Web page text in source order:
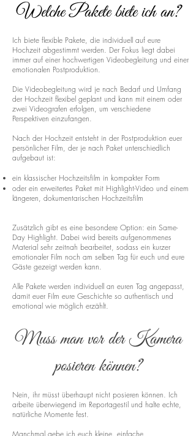
Welche Pakete biete ich an?
Ich biete flexible Pakete, die individuell auf eure
Hochzeit abgestimmt werden. Der Fokus liegt dabei
immer auf einer hochwertigen Videobegleitung und einer
emotionalen Postproduktion.
Die Videobegleitung wird je nach Bedarf und Umfang
der Hochzeit flexibel geplant und kann mit einem oder
zwei Videografen erfolgen, um verschiedene
Perspektiven einzufangen.
Nach der Hochzeit entsteht in der Postproduktion euer
persönlicher Film, der je nach Paket unterschiedlich
aufgebaut ist:
ein klassischer Hochzeitsfilm in kompakter Form
oder ein erweitertes Paket mit Highlight-Video und einem
längeren, dokumentarischen Hochzeitsfilm
Zusätzlich gibt es eine besondere Option: ein Same-
Day Highlight. Dabei wird bereits aufgenommenes
Material sehr zeitnah bearbeitet, sodass ein kurzer
emotionaler Film noch am selben Tag für euch und eure
Gäste gezeigt werden kann.
Alle Pakete werden individuell an euren Tag angepasst,
damit euer Film eure Geschichte so authentisch und
emotional wie möglich erzählt.
Muss man vor der Kamera
posieren können?
Nein, ihr müsst überhaupt nicht posieren können. Ich
arbeite überwiegend im Reportagestil und halte echte,
natürliche Momente fest.
Manchmal gebe ich euch kleine, einfache